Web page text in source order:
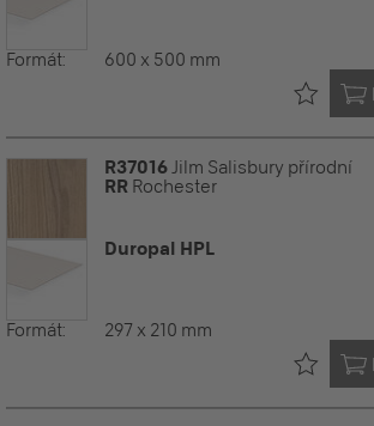
Formát: 600 x 500 mm
Již
R37016Jilm Salisbury přírodní
RR Rochester
Duropal HPL
Formát: 297 x 210 mm
Již